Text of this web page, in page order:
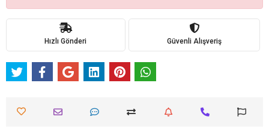
Hızlı Gönderi Güvenli Alışveriş